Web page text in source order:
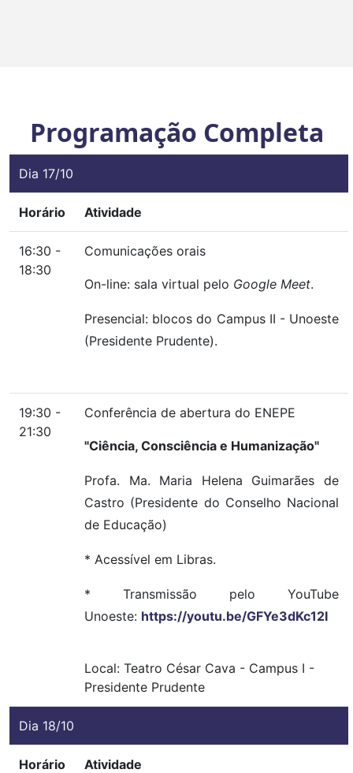
Programação Completa
Dia 17/10
Horário Atividade
16:30 -
18:30
Comunicações orais
On-line: sala virtual pelo Google Meet.
Presencial: blocos do Campus II - Unoeste
(Presidente Prudente).
19:30 -
21:30
Conferência de abertura do ENEPE
"Ciência, Consciência e Humanização"
Profa. Ma. Maria Helena Guimarães de
Castro (Presidente do Conselho Nacional
de Educação)
* Acessível em Libras.
* Transmissão pelo YouTube
Unoeste: https://youtu.be/GFYe3dKc12I
Local: Teatro César Cava - Campus I -
Presidente Prudente
Dia 18/10
Horário Atividade